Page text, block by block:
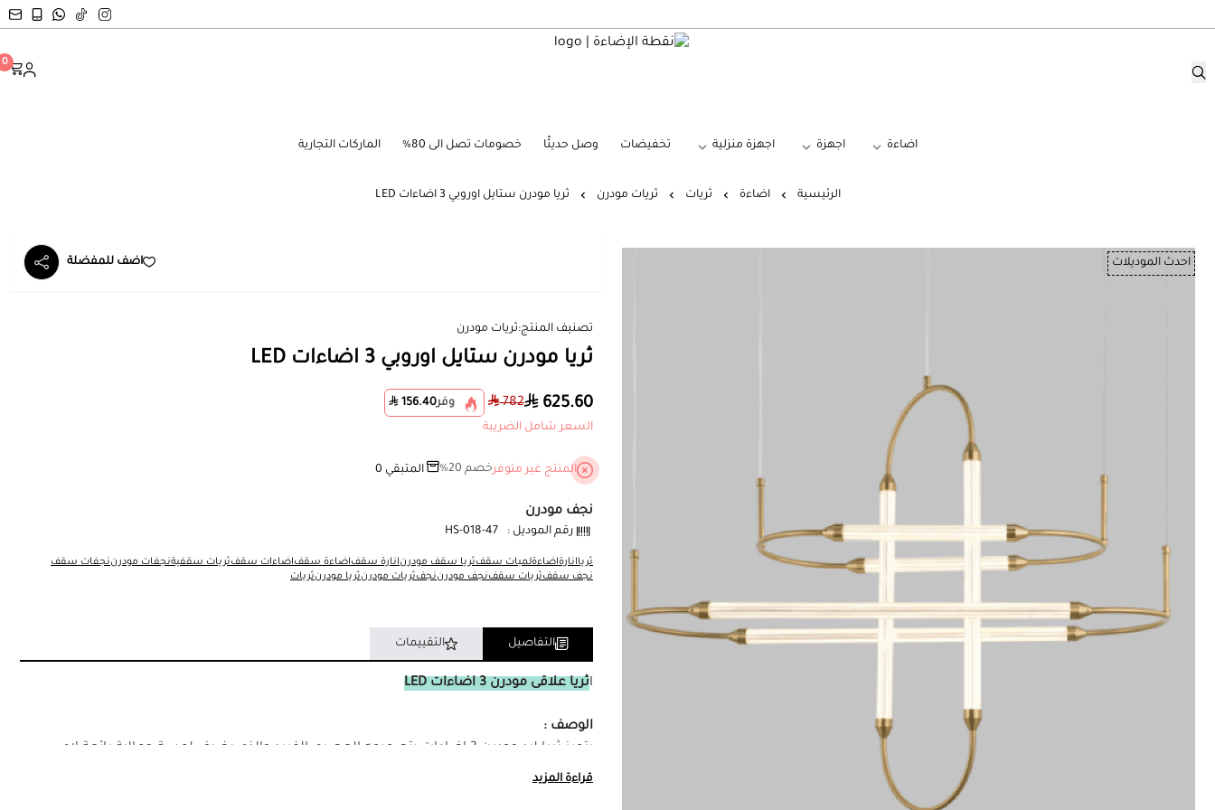
نقطة الإضاءة
0
اضاءة اجهزة اجهزة منزلية تخفيضات وصل حديثًا خصومات تصل الى 80% الماركات التجارية
الرئيسية اضاءة ثريات ثريات مودرن ثريا مودرن ستايل اوروبي 3 اضاءات LED
احدث الموديلات اضف للمفضلة
تصنيف المنتج:ثريات مودرن
ثريا مودرن ستايل اوروبي 3 اضاءات LED
625.60
782 وفر156.40
السعر شامل الضريبة
المنتج غير متوفر خصم 20% المتبقي 0
نجف مودرن
رقم الموديل : 47-HS-018
ثرياانارةاضاءةلمبات سقفثريا سقف مودرنانارة سقفاضاءة سقفاضاءات سقفثريات سقفيةنجفات مودرننجفات سقف
نجف سقفثريات سقفنجف مودرننجفثريات مودرنثريا مودرنثريات
التفاصيل التقييمات
اثريا علاقى مودرن 3 اضاءات LED
الوصف :
يتميز ثريا ليد مودرن 3 اضاءات بتصميمه العصري الفريد والذي يضيف لمسة جمالية رائعة لاي
مساحة داخلية. يحتوي هذا الثريا على اضاءة LED تعطي اضاءة عالية الجودة
قراءة المزيد